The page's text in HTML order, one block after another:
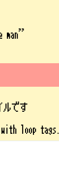
man”
ルです
loop tags.